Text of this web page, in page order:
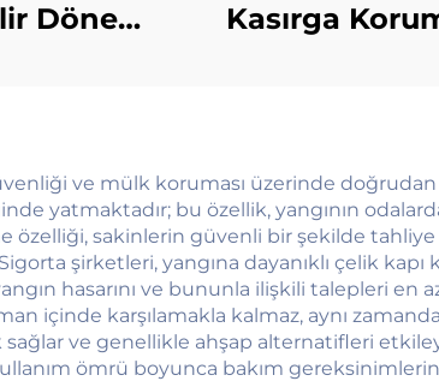
Döner
Ekran, Isı
Kasırga
Kapısı, Balkon
Mekân Cam
Kapılar
ve mülk koruması üzerinde
yatmaktadır; bu özellik, yangının
özelliği, sakinlerin güvenli bir şekilde
şirketleri, yangına dayanıklı çelik
hasarını ve bununla ilişkili talepleri en
içinde karşılamakla kalmaz, aynı
sağlar ve genellikle ahşap alternatifleri
ömrü boyunca bakım